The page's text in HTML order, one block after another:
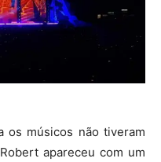
os músicos não tiveram
apareceu com um